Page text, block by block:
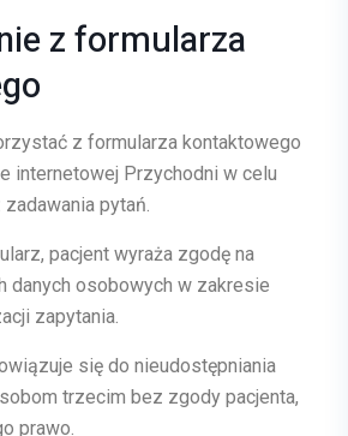
z formularza
z formularza kontaktowego
internetowej Przychodni w celu
pytań.
pacjent wyraża zgodę na
danych osobowych w zakresie
zapytania.
się do nieudostępniania
trzecim bez zgody pacjenta,
prawo.